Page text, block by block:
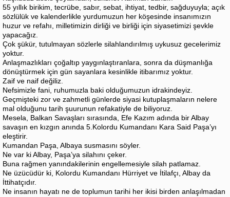
55 yıllık birikim, tecrübe, sabır, sebat, ihtiyat, tedbir, sağduyuyla; açık
sözlülük ve kalenderlikle yurdumuzun her köşesinde insanımızın
huzur ve refahı, milletimizin dirliği ve birliği için siyasetimizi şevkle
yapacağız.
Çok şükür, tutulmayan sözlerle silahlandırılmış uykusuz gecelerimiz
yoktur.
Anlaşmazlıkları çoğaltıp yaygınlaştıranlara, sonra da düşmanlığa
dönüştürmek için gün sayanlara kesinlikle itibarımız yoktur.
Zaif ve naif değiliz.
Nefsimizle fani, ruhumuzla baki olduğumuzun idrakindeyiz.
Geçmişteki zor ve zahmetli günlerde siyasi kutuplaşmaların nelere
mal olduğunu tarih şuurunun refakatiyle de biliyoruz.
Mesela, Balkan Savaşları sırasında, Efe Kazım adında bir Albay
savaşın en kızgın anında 5.Kolordu Kumandanı Kara Said Paşa’yı
eleştirir.
Kumandan Paşa, Albaya susmasını söyler.
Ne var ki Albay, Paşa’ya silahını çeker.
Buna rağmen yanındakilerinin engellemesiyle silah patlamaz.
Ne üzücüdür ki, Kolordu Kumandanı Hürriyet ve İtilafçı, Albay da
İttihatçıdır.
Ne insanın hayatı ne de toplumun tarihi her ikisi birden anlaşılmadan